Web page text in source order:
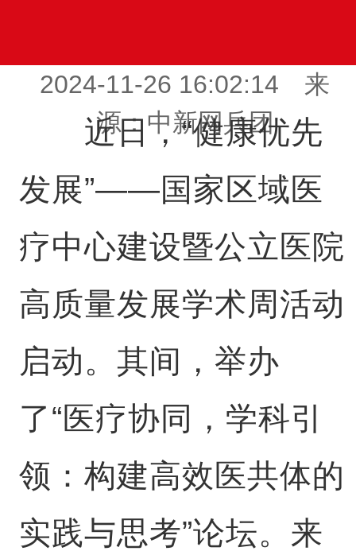
2024-11-26 16:02:14 来
源：中新网兵团
近日，“健康优先
发展”——国家区域医
疗中心建设暨公立医院
高质量发展学术周活动
启动。其间，举办
了“医疗协同，学科引
领：构建高效医共体的
实践与思考”论坛。来